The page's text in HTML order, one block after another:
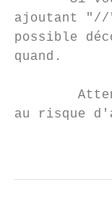
ajoutant "//
possible
quand.
au risque